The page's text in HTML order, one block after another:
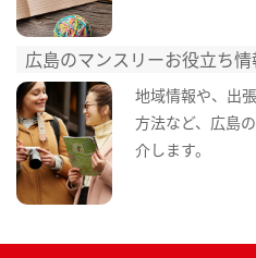
広島のマンスリーお役立ち情
地域情報や、出
方法など、広島
介します。